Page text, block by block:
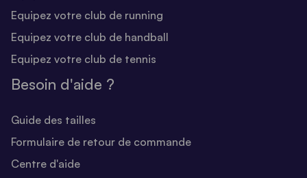
Equipez votre club de running
Equipez votre club de handball
Equipez votre club de tennis
Besoin d'aide ?
Guide des tailles
Formulaire de retour de commande
Centre d'aide